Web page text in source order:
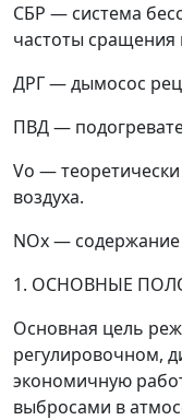
СБР — система
частоты сращения
ДРГ—дымосос
ПВД—
Vo —
воздуха.
NOx—
1. ОСНОВНЫЕ
Основная цель
регулировочном,
экономичную
выбросами в